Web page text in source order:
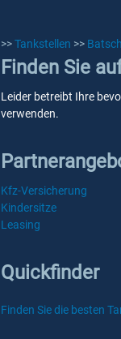
>>Tankstellen >>
Finden Sie
Leider betreibt Ihre
verwenden.
Kfz-Versicherung
Kindersitze
Leasing
Quickfinder
Finden Sie die besten